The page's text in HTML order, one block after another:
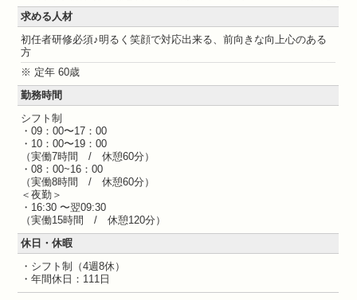
求める人材
初任者研修必須♪明るく笑顔で対応出来る、前向きな向上心のある
方
※ 定年 60歳
勤務時間
シフト制
・09：00〜17：00
・10：00〜19：00
（実働7時間 / 休憩60分）
・08：00~16：00
（実働8時間 / 休憩60分）
＜夜勤＞
・16:30 〜翌09:30
（実働15時間 / 休憩120分）
休日・休暇
・シフト制（4週8休）
・年間休日：111日